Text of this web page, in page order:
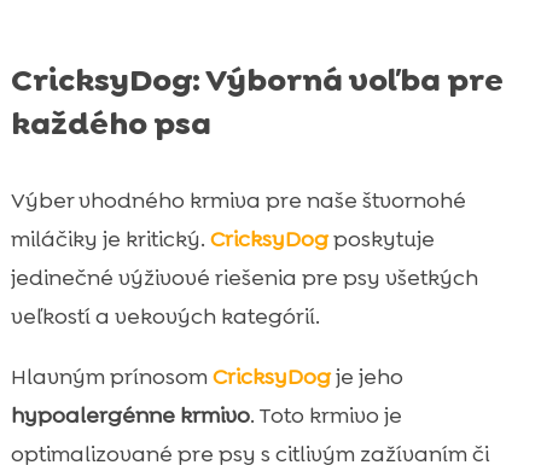
CricksyDog: Výborná voľba pre
každého psa
Výber vhodného krmiva pre naše štvornohé
miláčiky je kritický. CricksyDogposkytuje
jedinečné výživové riešenia pre psy všetkých
veľkostí a vekových kategórií.
Hlavným prínosomCricksyDogje jeho
hypoalergénne krmivo. Toto krmivo je
optimalizované pre psy s citlivým zažívaním či